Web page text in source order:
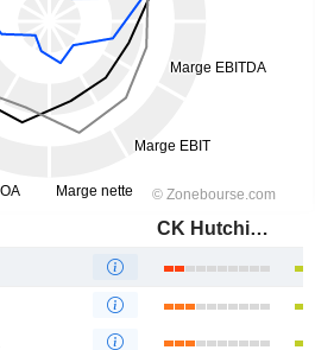
CK Hutchison Holdings Limited